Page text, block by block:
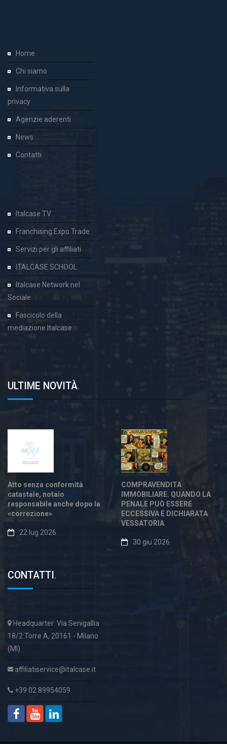
Home
Chi siamo
Informativa sulla
privacy
Agenzie aderenti
News
Contatti
Italcase TV
Franchising Expo Trade
Servizi per gli affiliati
ITALCASE SCHOOL
Italcase Network nel
Sociale
Fascicolo della
mediazione Italcase
ULTIME NOVITÀ.
Atto senza conformità
catastale, notaio
responsabile anche dopo la
«correzione»
22 lug 2026
COMPRAVENDITA
IMMOBILIARE. QUANDO LA
PENALE PUÒ ESSERE
ECCESSIVA E DICHIARATA
VESSATORIA
30 giu 2026
CONTATTI .
Headquarter: Via Senigallia
18/2 Torre A, 20161 - Milano
(MI)
affiliatiservice@italcase.it
+39 02 89954059